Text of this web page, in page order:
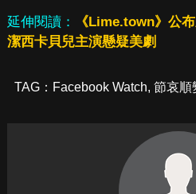
延伸閱讀：
《Lime.town》公
潔西卡貝兒主演懸疑美劇
TAG： Facebook Watch, 節哀順